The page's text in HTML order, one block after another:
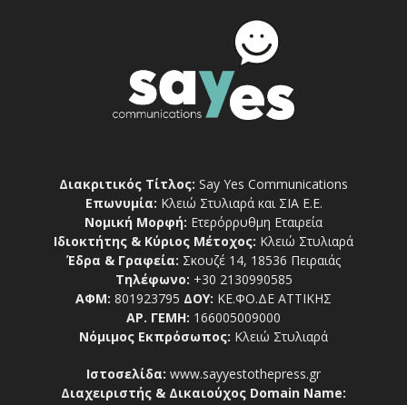
Διακριτικός Τίτλος: Say Yes Communications
Επωνυμία: Κλειώ Στυλιαρά και ΣΙΑ Ε.Ε.
Νομική Μορφή: Ετερόρρυθμη Εταιρεία
Ιδιοκτήτης & Κύριος Μέτοχος: Κλειώ Στυλιαρά
Έδρα & Γραφεία: Σκουζέ 14, 18536 Πειραιάς
Τηλέφωνο: +30 2130990585
ΑΦΜ: 801923795 ΔΟΥ: ΚΕ.ΦΟ.ΔΕ ΑΤΤΙΚΗΣ
ΑΡ. ΓΕΜΗ: 166005009000
Νόμιμος Εκπρόσωπος: Κλειώ Στυλιαρά
Ιστοσελίδα: www.sayyestothepress.gr
Διαχειριστής & Δικαιούχος Domain Name: